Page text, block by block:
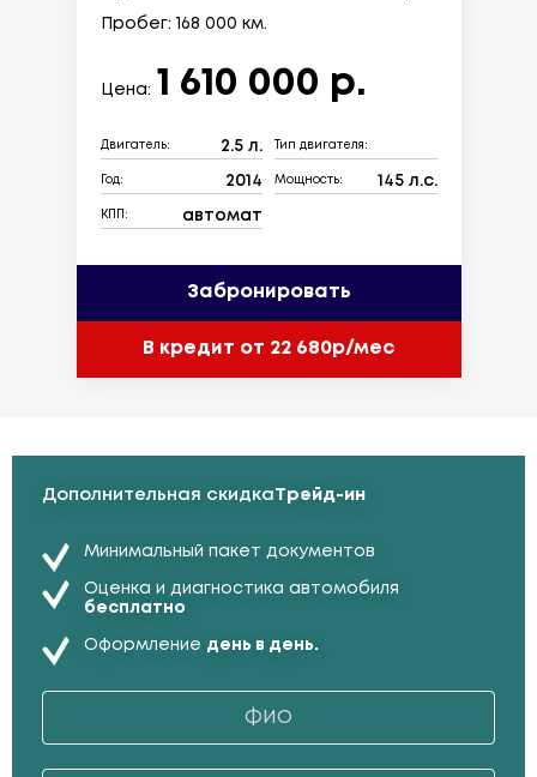
Пробег: 168 000 км.
Цена: 1 610 000 р.
Двигатель: 2.5 л. Тип двигателя:
Год: 2014 Мощность: 145 л.с.
КПП: автомат
Забронировать
В кредит от 22 680р/мес
Дополнительная скидкаТрейд-ин
Минимальный пакет документов
Оценка и диагностика автомобиля
бесплатно
Оформление день в день.